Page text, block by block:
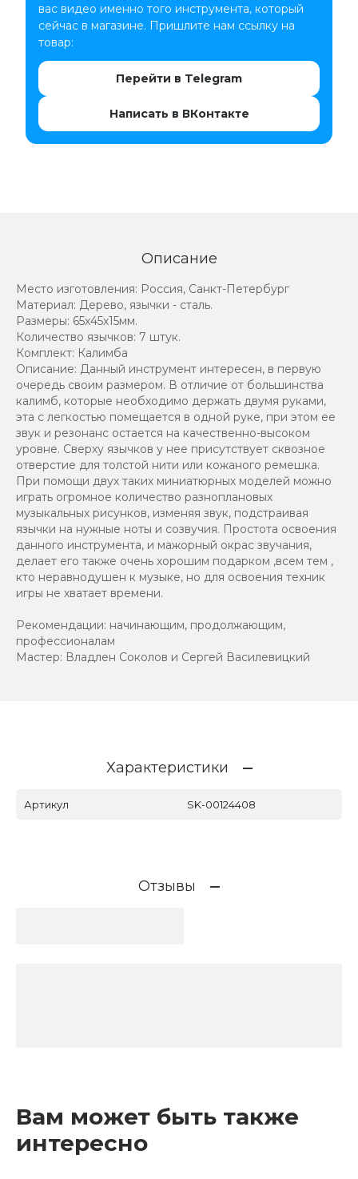
вас видео именно того инструмента, который
сейчас в магазине. Пришлите нам ссылку на
товар:
Перейти в Telegram
Написать в ВКонтакте
Описание
Место изготовления: Россия, Санкт-Петербург
Материал: Дерево, язычки - сталь.
Размеры: 65х45х15мм.
Количество язычков: 7 штук.
Комплект: Калимба
Описание: Данный инструмент интересен, в первую
очередь своим размером. В отличие от большинства
калимб, которые необходимо держать двумя руками,
эта с легкостью помещается в одной руке, при этом ее
звук и резонанс остается на качественно-высоком
уровне. Сверху язычков у нее присутствует сквозное
отверстие для толстой нити или кожаного ремешка.
При помощи двух таких миниатюрных моделей можно
играть огромное количество разноплановых
музыкальных рисунков, изменяя звук, подстраивая
язычки на нужные ноты и созвучия. Простота освоения
данного инструмента, и мажорный окрас звучания,
делает его также очень хорошим подарком ,всем тем ,
кто неравнодушен к музыке, но для освоения техник
игры не хватает времени.
Рекомендации: начинающим, продолжающим,
профессионалам
Мастер: Владлен Соколов и Сергей Василевицкий
Характеристики
Артикул SK-00124408
Отзывы
Вам может быть также
интересно